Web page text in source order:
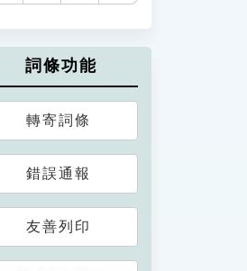
詞條功能
轉寄詞條
錯誤通報
友善列印